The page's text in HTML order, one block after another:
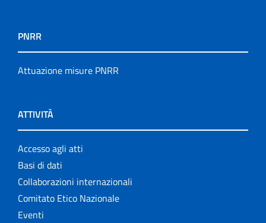
PNRR
Attuazione misure PNRR
ATTIVITÀ
Accesso agli atti
Basi di dati
Collaborazioni internazionali
Comitato Etico Nazionale
Eventi